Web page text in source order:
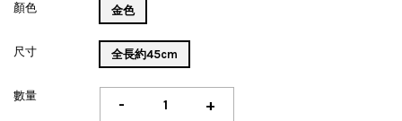
顏色 金色
尺寸 全長約45cm
數量 - +